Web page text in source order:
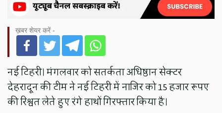
ख़बर शेयर करें -
नई टिहरी। मंगलवार को सतर्कता अधिष्ठान सेक्टर
देहरादून की टीम ने नई टिहरी में नाजिर को 15 हजार रूपए
की रिश्वत लेते हुए रंगे हाथों गिरफ्तार किया है।